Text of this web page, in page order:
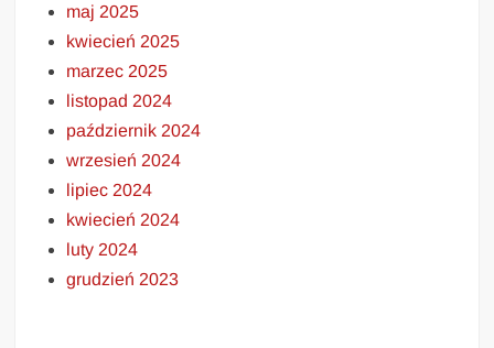
maj 2025
kwiecień 2025
marzec 2025
listopad 2024
październik 2024
wrzesień 2024
lipiec 2024
kwiecień 2024
luty 2024
grudzień 2023